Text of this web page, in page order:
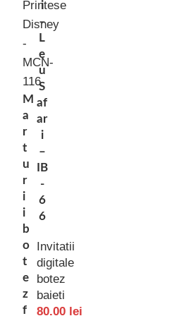
M
a
r
t
u
r
i
i
b
o
t
e
z
f
i
–
L
e
u
S
af
ar
i
–
IB
-
6
6
Invitatii
digitale
botez
baieti
80.00 lei